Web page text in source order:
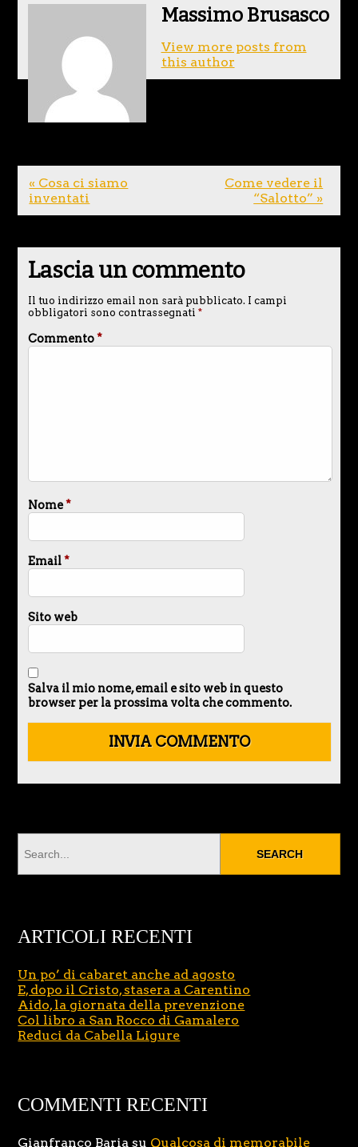
Massimo Brusasco
View more posts from
this author
« Cosa ci siamo
inventati
Come vedere il
“Salotto” »
Lascia un commento
Il tuo indirizzo email non sarà pubblicato. I campi
obbligatori sono contrassegnati *
Commento*
Nome*
Email*
Sito web
Salva il mio nome, email e sito web in questo
browser per la prossima volta che commento.
ARTICOLI RECENTI
Un po’ di cabaret anche ad agosto
E, dopo il Cristo, stasera a Carentino
Aido, la giornata della prevenzione
Col libro a San Rocco di Gamalero
Reduci da Cabella Ligure
COMMENTI RECENTI
Gianfranco Baria su Qualcosa di memorabile